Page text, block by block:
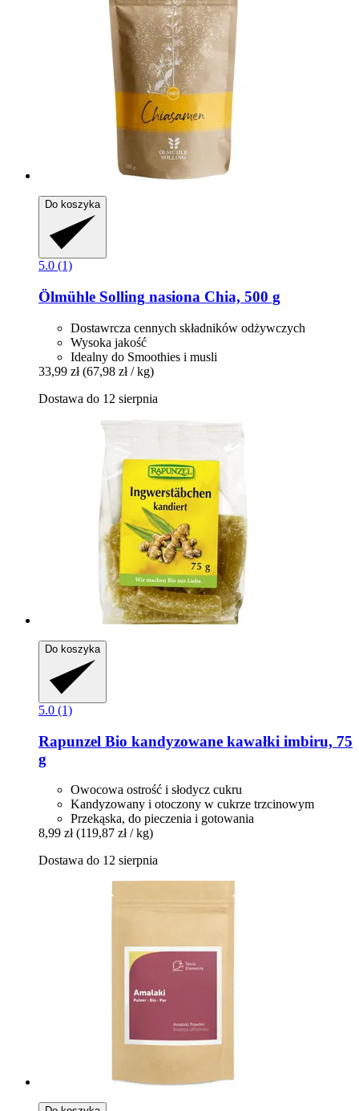
Do koszyka
5.0 (1)
Ölmühle Solling nasiona Chia, 500 g
Dostawrcza cennych składników odżywczych
Wysoka jakość
Idealny do Smoothies i musli
33,99 zł (67,98 zł / kg)
Dostawa do 12 sierpnia
Do koszyka
5.0 (1)
Rapunzel Bio kandyzowane kawałki imbiru, 75
g
Owocowa ostrość i słodycz cukru
Kandyzowany i otoczony w cukrze trzcinowym
Przekąska, do pieczenia i gotowania
8,99 zł (119,87 zł / kg)
Dostawa do 12 sierpnia